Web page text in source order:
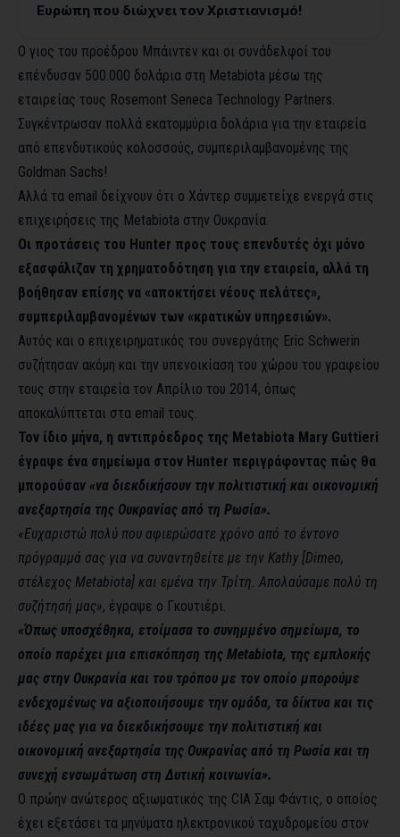
Ευρώπη που διώχνει τον Χριστιανισμό!
Ο γιος του προέδρου Μπάιντεν και οι συνάδελφοί του
επένδυσαν 500.000 δολάρια στη Metabiota μέσω της
εταιρείας τους Rosemont Seneca Technology Partners.
Συγκέντρωσαν πολλά εκατομμύρια δολάρια για την εταιρεία
από επενδυτικούς κολοσσούς, συμπεριλαμβανομένης της
Goldman Sachs!
Αλλά τα email δείχνουν ότι ο Χάντερ συμμετείχε ενεργά στις
επιχειρήσεις της Metabiota στην Ουκρανία.
Οι προτάσεις του Hunter προς τους επενδυτές όχι μόνο
εξασφάλιζαν τη χρηματοδότηση για την εταιρεία, αλλά τη
βοήθησαν επίσης να «αποκτήσει νέους πελάτες»,
συμπεριλαμβανομένων των «κρατικών υπηρεσιών».
Αυτός και ο επιχειρηματικός του συνεργάτης Eric Schwerin
συζήτησαν ακόμη και την υπενοικίαση του χώρου του γραφείου
τους στην εταιρεία τον Απρίλιο του 2014, όπως
αποκαλύπτεται στα email τους.
Τον ίδιο μήνα, η αντιπρόεδρος της Metabiota Mary Guttieri
έγραψε ένα σημείωμα στον Hunter περιγράφοντας πώς θα
μπορούσαν «να διεκδικήσουν την πολιτιστική και οικονομική
ανεξαρτησία της Ουκρανίας από τη Ρωσία».
«Ευχαριστώ πολύ που αφιερώσατε χρόνο από το έντονο
πρόγραμμά σας για να συναντηθείτε με την Kathy [Dimeo,
στέλεχος Metabiota] και εμένα την Τρίτη. Απολαύσαμε πολύ τη
συζήτησή μας», έγραψε ο Γκουτιέρι.
«Όπως υποσχέθηκα, ετοίμασα το συνημμένο σημείωμα, το
οποίο παρέχει μια επισκόπηση της Metabiota, της εμπλοκής
μας στην Ουκρανία και του τρόπου με τον οποίο μπορούμε
ενδεχομένως να αξιοποιήσουμε την ομάδα, τα δίκτυα και τις
ιδέες μας για να διεκδικήσουμε την πολιτιστική και
οικονομική ανεξαρτησία της Ουκρανίας από τη Ρωσία και τη
συνεχή ενσωμάτωση στη Δυτική κοινωνία».
Ο πρώην ανώτερος αξιωματικός της CIA Σαμ Φάντις, ο οποίος
έχει εξετάσει τα μηνύματα ηλεκτρονικού ταχυδρομείου στον